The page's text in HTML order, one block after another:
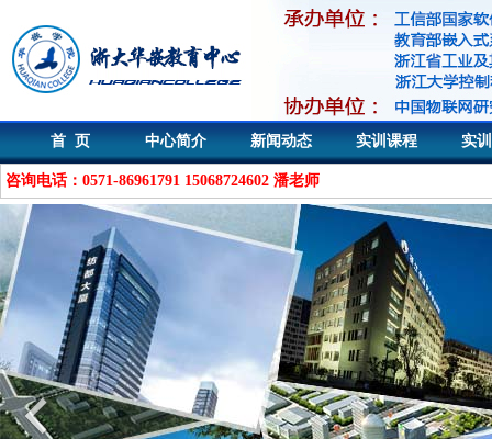
首 页 中心简介 新闻动态 实训课程 实
咨询电话：0571-86961791 15068724602 潘老师